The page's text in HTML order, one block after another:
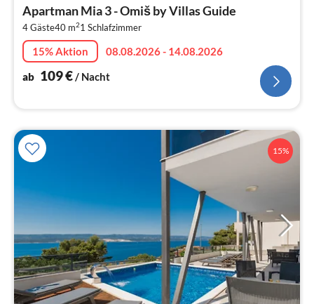
Apartman Mia 3 - Omiš by Villas Guide
4 Gäste40 m21 Schlafzimmer
15% Aktion
08.08.2026 - 14.08.2026
ab 109€/ Nacht
15%